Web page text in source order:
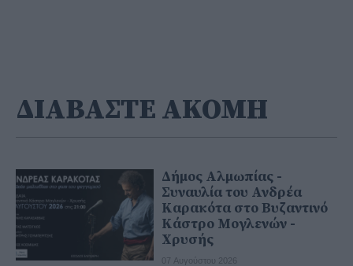
ΔΙΑΒΑΣΤΕ ΑΚΟΜΗ
Δήμος Αλμωπίας -
Συναυλία του Ανδρέα
Καρακότα στο Βυζαντινό
Κάστρο Μογλενών -
Χρυσής
07 Αυγούστου 2026